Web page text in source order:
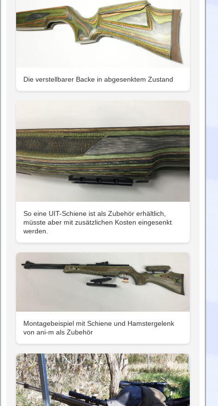
Die verstellbarer Backe in abgesenktem Zustand
So eine UIT-Schiene ist als Zubehör erhältlich,
müsste aber mit zusätzlichen Kosten eingesenkt
werden.
Montagebeispiel mit Schiene und Hamstergelenk
von ani-m als Zubehör